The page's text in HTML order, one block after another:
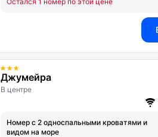
Джумейра
В центре
Номер с 2 односпальными кроватями и
видом на море